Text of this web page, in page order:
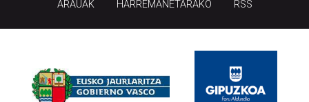
ARAUAK HARREMANETARAKO RSS